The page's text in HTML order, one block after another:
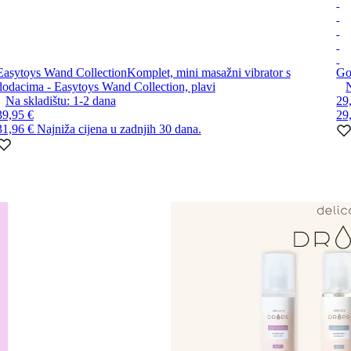
Wand CollectionKomplet, mini masažni vibrator s
- Easytoys Wand Collection, plavi
Na skladištu: 1-2 dana
€
€ Najniža cijena u zadnjih 30 dana.